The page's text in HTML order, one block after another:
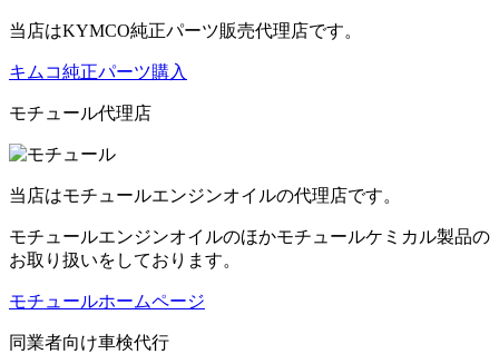
当店はKYMCO純正パーツ販売代理店です。
キムコ純正パーツ購入
モチュール代理店
当店はモチュールエンジンオイルの代理店です。
モチュールエンジンオイルのほかモチュールケミカル製品の
お取り扱いをしております。
モチュールホームページ
同業者向け車検代行